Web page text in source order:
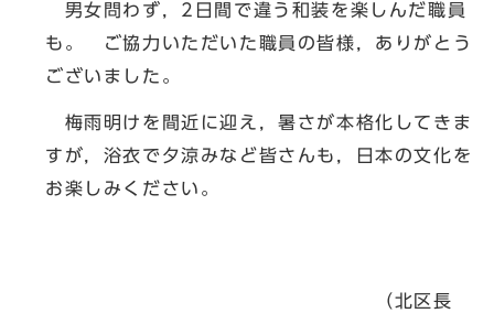
男女問わず，2日間で違う和装を楽しんだ職員
も。 ご協力いただいた職員の皆様，ありがとう
ございました。
梅雨明けを間近に迎え，暑さが本格化してきま
すが，浴衣で夕涼みなど皆さんも，日本の文化を
お楽しみください。
（北区長